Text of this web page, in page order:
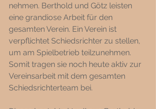
nehmen. Berthold und Götz leisten
eine grandiose Arbeit für den
gesamten Verein. Ein Verein ist
verpflichtet Schiedsrichter zu stellen,
um am Spielbetrieb teilzunehmen.
Somit tragen sie noch heute aktiv zur
Vereinsarbeit mit dem gesamten
Schiedsrichterteam bei.